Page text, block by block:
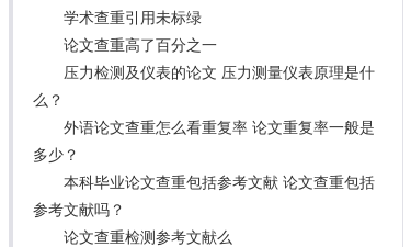
学术查重引用未标绿
论文查重高了百分之一
压力检测及仪表的论文 压力测量仪表原理是什
么？
外语论文查重怎么看重复率 论文重复率一般是
多少？
本科毕业论文查重包括参考文献 论文查重包括
参考文献吗？
论文查重检测参考文献么